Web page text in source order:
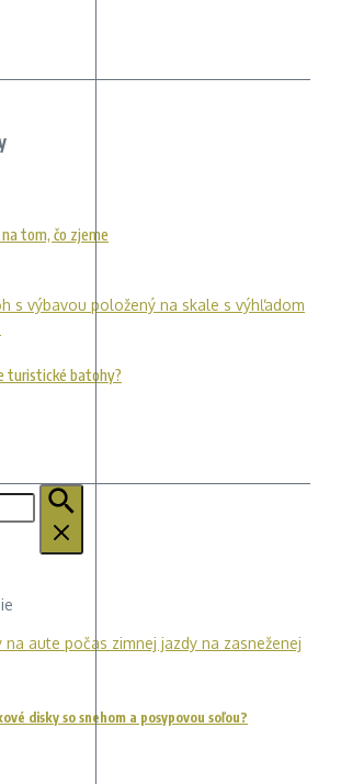
tom, čo zjeme
turistické batohy?
disky so snehom a posypovou soľou?